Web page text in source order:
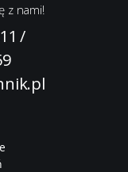
z nami!
/